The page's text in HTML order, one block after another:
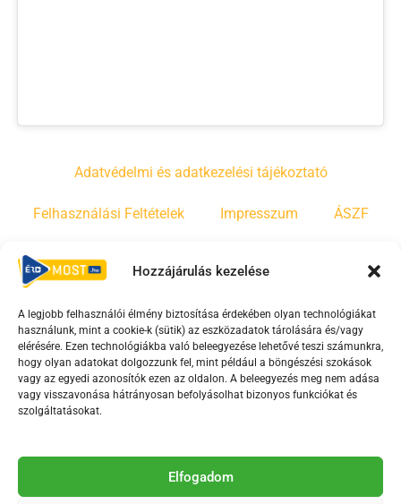
Hozzájárulás kezelése
A legjobb felhasználói élmény biztosítása érdekében olyan technológiákat
használunk, mint a cookie-k (sütik) az eszközadatok tárolására és/vagy
elérésére. Ezen technológiákba való beleegyezése lehetővé teszi számunkra,
hogy olyan adatokat dolgozzunk fel, mint például a böngészési szokások
vagy az egyedi azonosítók ezen az oldalon. A beleegyezés meg nem adása
vagy visszavonása hátrányosan befolyásolhat bizonyos funkciókat és
szolgáltatásokat.
Elfogadom
Adatvédelmi és adatkezelési tájékoztató
Felhasználási Feltételek Impresszum ÁSZF
Irányelvek
F
a
c
e
b
o
Y
o
u
t
u
e
T
i
k
t
Az Érd Média médiaszolgáltatási tevékenységét a
Médiatanács a Magyar Média Mecenatúra program